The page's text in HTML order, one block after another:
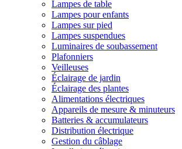
Lampes de table
Lampes pour enfants
Lampes sur pied
Lampes suspendues
Luminaires de soubassement
Plafonniers
Veilleuses
Éclairage de jardin
Éclairage des plantes
Alimentations électriques
Appareils de mesure & minuteurs
Batteries & accumulateurs
Distribution électrique
Gestion du câblage